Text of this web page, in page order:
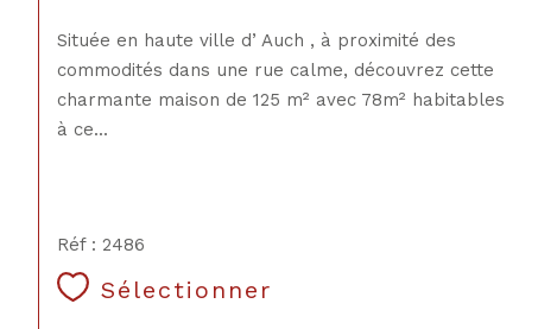
Située en haute ville d’ Auch , à proximité des
commodités dans une rue calme, découvrez cette
charmante maison de 125 m² avec 78m² habitables
à ce...
Réf : 2486
Sélectionner